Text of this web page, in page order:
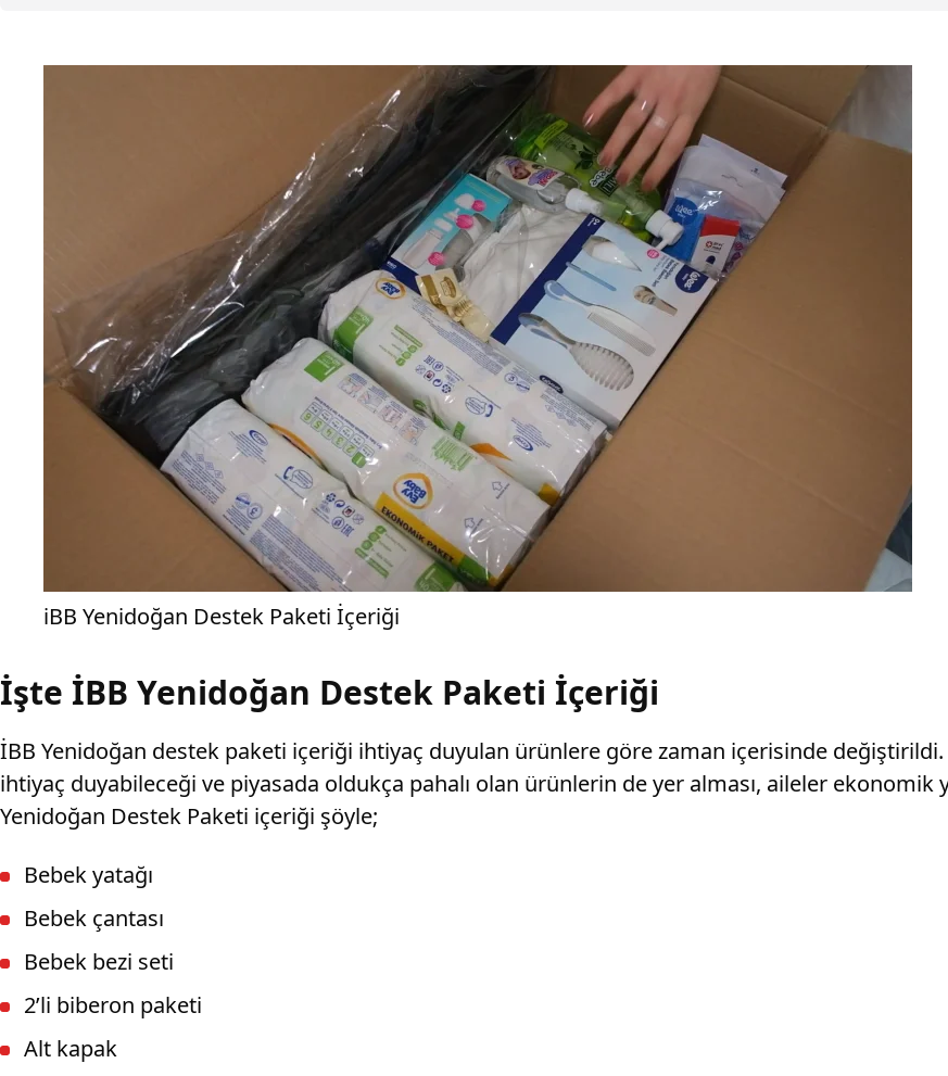
iBB Yenidoğan Destek Paketi İçeriği
İşte İBB Yenidoğan Destek Paketi İçeriği
İBB Yenidoğan destek paketi içeriği ihtiyaç duyulan ürünlere göre zaman içerisinde
ihtiyaç duyabileceği ve piyasada oldukça pahalı olan ürünlerin de yer alması, aileler ekonomik
Yenidoğan Destek Paketi içeriği şöyle;
Bebek yatağı
Bebek çantası
Bebek bezi seti
2’li biberon paketi
Alt kapak